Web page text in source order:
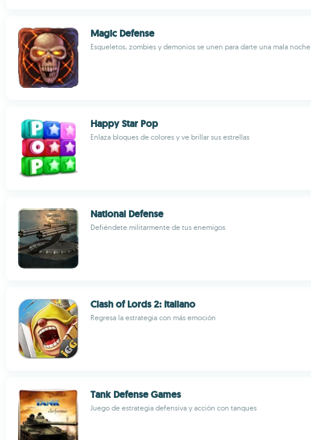
Magic Defense
Esqueletos, zombies y demonios se unen para darte una mala noche
Happy Star Pop
Enlaza bloques de colores y ve brillar sus estrellas
National Defense
Defiéndete militarmente de tus enemigos
Clash of Lords 2: Italiano
Regresa la estrategia con más emoción
Tank Defense Games
Juego de estrategia defensiva y acción con tanques